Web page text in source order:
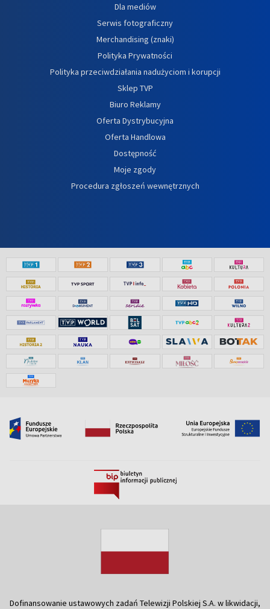
Dla mediów
Serwis fotograficzny
Merchandising (znaki)
Polityka Prywatności
Polityka przeciwdziałania nadużyciom i korupcji
Sklep TVP
Biuro Reklamy
Oferta Dystrybucyjna
Oferta Handlowa
Dostępność
Moje zgody
Procedura zgłoszeń wewnętrznych
Dofinansowanie ustawowych zadań Telewizji Polskiej S.A. w likwidacji,